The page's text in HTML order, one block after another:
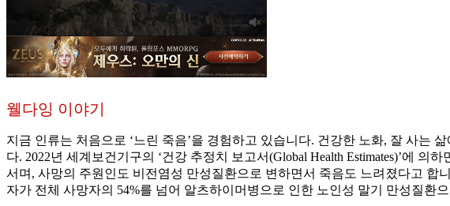
웰다잉 이야기
지금 인류는 처음으로 ‘느린 죽음’을 경험하고 있습니다. 건강한 노화, 잘 사는
다. 2022년 세계보건기구의 ‘건강 추정치 보고서(Global Health Estimates)’에
서며, 사망의 주원인도 비전염성 만성질환으로 변하면서 죽음도 느려졌다고 합
자가 전체 사망자의 54%를 넘어 알츠하이머병으로 인한 노인성 말기 만성질환